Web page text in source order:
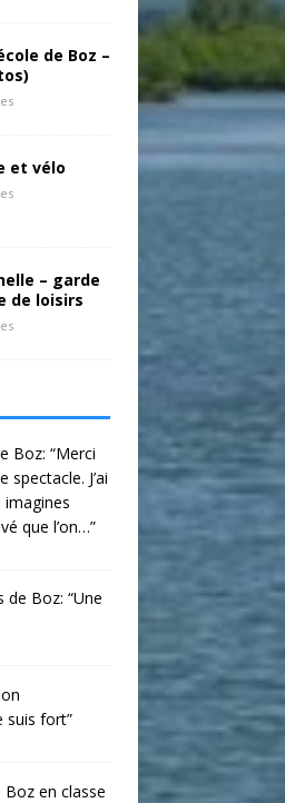
de Boz –
et vélo
– garde
de loisirs
Boz: “Merci
J’ai
imagines
que l’on…”
de Boz: “Une
suis fort”
Boz en classe